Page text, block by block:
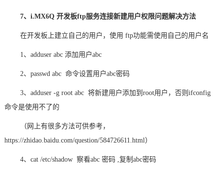
7、i.MX6Q 开发板ftp服务连接新建用户权限问题解决方法
在开发板上建立自己的用户，使用 ftp功能需使用自己的用户名
1、adduser abc 添加用户abc
2、passwd abc 命令设置用户abc密码
3、adduser -g root abc 将新建用户添加到root用户，否则ifconfig
命令是使用不了的
（网上有很多方法可供参考，
https://zhidao.baidu.com/question/584726611.html）
4、cat /etc/shadow 察看abc 密码 ,复制abc密码